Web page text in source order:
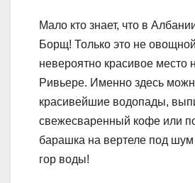
Мало кто знает, что в
Борщ! Только это не
невероятно красивое место
Ривьере. Именно здесь
красивейшие водопады,
свежесваренный кофе или
барашка на вертеле под
гор воды!